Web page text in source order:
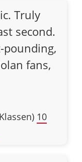
Truly
second.
pounding,
fans,
10